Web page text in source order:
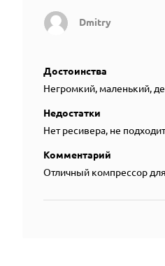
Dmitry
Достоинства
Негромкий, маленький,
Недостатки
Нет ресивера, не
Комментарий
Отличный компрессор